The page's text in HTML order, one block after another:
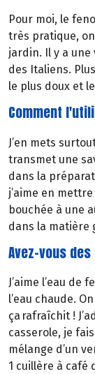
Pour moi, le
très pratique,
jardin. Il y a
des Italiens.
le plus doux et
Comment
J’en mets
transmet une
dans la
j’aime en
bouchée à une
dans la matière
Avez-vous
J’aime l’eau de
l’eau chaude.
ça rafraîchit !
casserole, je
mélange d’un
1 cuillère à café